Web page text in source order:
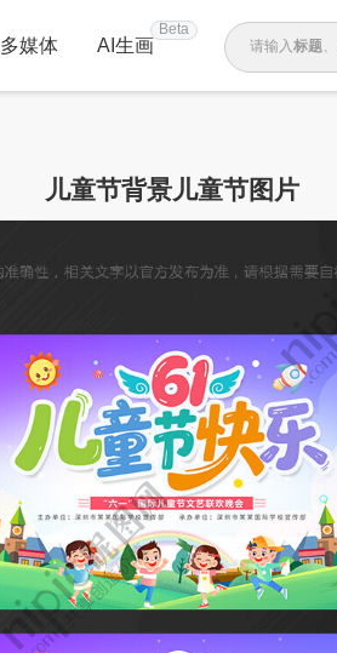
多媒体 AI生画
Beta
请输入标题、
儿童节背景儿童节图片